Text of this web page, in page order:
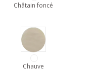
Châtain foncé
Chauve